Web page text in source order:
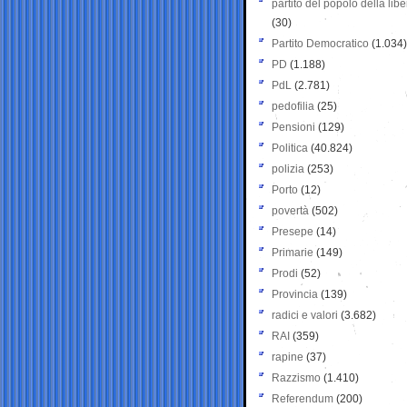
partito del popolo della
(30)
Partito Democratico (1.034)
PD (1.188)
PdL (2.781)
pedofilia (25)
Pensioni (129)
Politica (40.824)
polizia (253)
Porto (12)
povertà (502)
Presepe (14)
Primarie (149)
Prodi (52)
Provincia (139)
radici e valori (3.682)
RAI (359)
rapine (37)
Razzismo (1.410)
Referendum (200)